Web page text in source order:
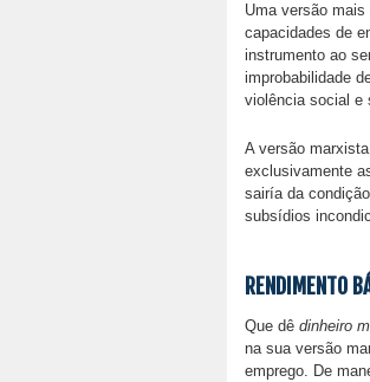
Uma versão
capacidades de
instrumento ao
improbabilidade
violência social e
A versão
exclusivamente
sairía da
subsídios
RENDIMENTO
Que dê dinheiro
na sua versão
emprego. De